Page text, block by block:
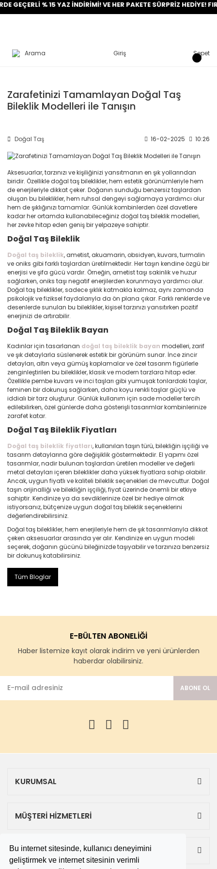
Bu internet sitesinde, kullanıcı deneyimini
geliştirmek ve internet sitesinin verimli
GEÇERLİ % 15 YAZ İNDİRİMİ! VE HER PAKETE SÜRPRİZ HEDİYE!
Arama Giriş Sepet
Zarafetinizi Tamamlayan Doğal Taş
Bileklik Modelleri ile Tanışın
Doğal Taş 16-02-2025 10:26
Aksesuarlar, tarzınızı ve kişiliğinizi yansıtmanın en şık yollarından
biridir. Özellikle doğal taş bileklikler, hem estetik görünümleriyle hem
de enerjileriyle dikkat çeker. Doğanın sunduğu benzersiz taşlardan
oluşan bu bileklikler, hem ruhsal dengeyi sağlamaya yardımcı olur
hem de şıklığınızı tamamlar. Günlük kombinlerden özel davetlere
kadar her ortamda kullanabileceğiniz doğal taş bileklik modelleri,
her zevke hitap eden geniş bir yelpazeye sahiptir.
Doğal Taş Bileklik
Doğal taş bileklik, ametist, akuamarin, obsidyen, kuvars, turmalin
ve oniks gibi farklı taşlardan üretilmektedir. Her taşın kendine özgü bir
enerjisi ve şifa gücü vardır. Örneğin, ametist taşı sakinlik ve huzur
sağlarken, oniks taşı negatif enerjilerden korunmaya yardımcı olur.
Doğal taş bileklikler, sadece şıklık katmakla kalmaz, aynı zamanda
psikolojik ve fiziksel faydalarıyla da ön plana çıkar. Farklı renklerde ve
desenlerde sunulan bu bileklikler, kişisel tarzınızı yansıtırken pozitif
enerjinizi de artırabilir.
Doğal Taş Bileklik Bayan
Kadınlar için tasarlanan doğal taş bileklik bayan modelleri, zarif
ve şık detaylarla süslenerek estetik bir görünüm sunar. İnce zincir
detayları, altın veya gümüş kaplamalar ve özel tasarım figürlerle
zenginleştirilen bu bileklikler, klasik ve modern tarzlara hitap eder.
Özellikle pembe kuvars ve inci taşları gibi yumuşak tonlardaki taşlar,
feminen bir dokunuş sağlarken, daha koyu renkli taşlar güçlü ve
iddialı bir tarz oluşturur. Günlük kullanım için sade modeller tercih
edilebilirken, özel günlerde daha gösterişli tasarımlar kombinlerinize
zarafet katar.
Doğal Taş Bileklik Fiyatları
Doğal taş bileklik fiyatları, kullanılan taşın türü, bilekliğin işçiliği ve
tasarım detaylarına göre değişiklik göstermektedir. El yapımı özel
tasarımlar, nadir bulunan taşlardan üretilen modeller ve değerli
metal detayları içeren bileklikler daha yüksek fiyatlara sahip olabilir.
Ancak, uygun fiyatlı ve kaliteli bileklik seçenekleri de mevcuttur. Doğal
taşın orijinalliği ve bilekliğin işçiliği, fiyat üzerinde önemli bir etkiye
sahiptir. Kendinize ya da sevdiklerinize özel bir hediye almak
istiyorsanız, bütçenize uygun doğal taş bileklik seçeneklerini
değerlendirebilirsiniz.
Doğal taş bileklikler, hem enerjileriyle hem de şık tasarımlarıyla dikkat
çeken aksesuarlar arasında yer alır. Kendinize en uygun modeli
seçerek, doğanın gücünü bileğinizde taşıyabilir ve tarzınıza benzersiz
bir dokunuş katabilirsiniz.
Tüm Bloglar
E-BÜLTEN ABONELİĞİ
Haber listemize kayıt olarak indirim ve yeni ürünlerden
haberdar olabilirsiniz.
ABONE OL
KURUMSAL
MÜŞTERİ HİZMETLERİ
ALIŞVERİŞ